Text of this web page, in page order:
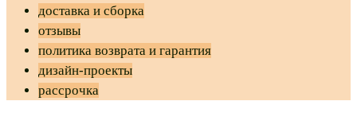
доставка и сборка
отзывы
политика возврата и гарантия
дизайн-проекты
рассрочка